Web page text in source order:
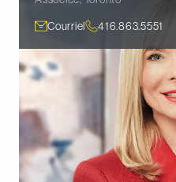
Courriel 416.863.5551